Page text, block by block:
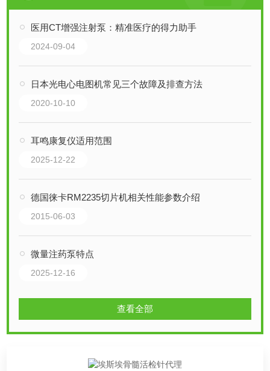
医用CT增强注射泵：精准医疗的得力助手
2024-09-04
日本光电心电图机常见三个故障及排查方法
2020-10-10
耳鸣康复仪适用范围
2025-12-22
德国徕卡RM2235切片机相关性能参数介绍
2015-06-03
微量注药泵特点
2025-12-16
查看全部